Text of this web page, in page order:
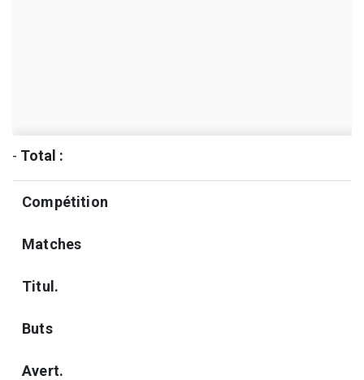
- Total :
Compétition
Matches
Titul.
Buts
Avert.